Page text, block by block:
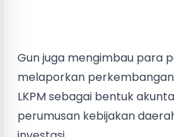
Gun juga mengimbau para
melaporkan
LKPM sebagai bentuk
perumusan kebijakan